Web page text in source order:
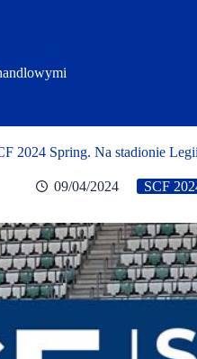
2024 Spring. Na stadionie
09/04/2024 SCF